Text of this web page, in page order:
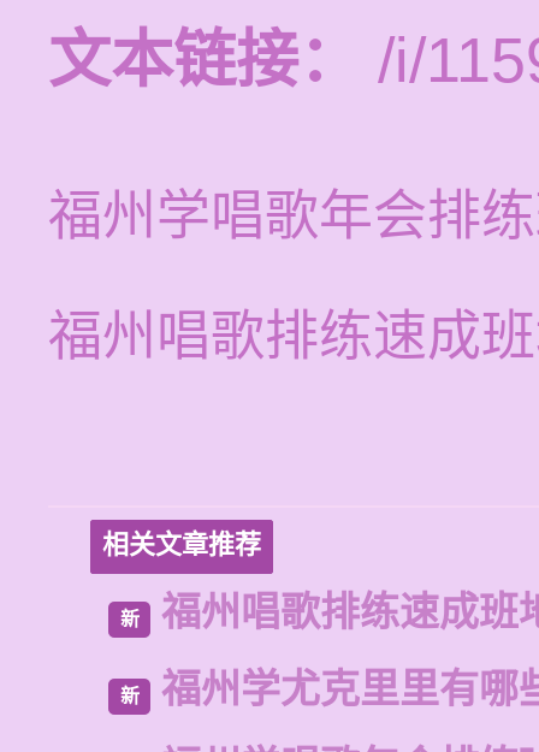
文本链接：
/i/
福州学唱歌年会排
福州唱歌排练速成
相关文章推荐
新 福州唱歌排练速成班
新
福州学尤克里里有哪